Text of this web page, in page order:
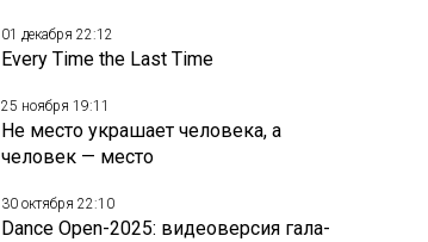
01 декабря 22:12
Every Time the Last Time
25 ноября 19:11
Не место украшает человека, а
человек — место
30 октября 22:10
Dance Open-2025: видеоверсия гала-